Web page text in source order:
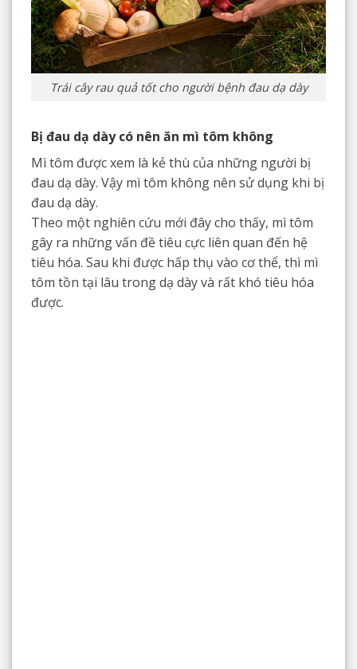
Trái cây rau quả tốt cho người bệnh đau dạ dày
Bị đau dạ dày có nên ăn mì tôm không
Mì tôm được xem là kẻ thù của những người bị
đau dạ dày. Vậy mì tôm không nên sử dụng khi bị
đau dạ dày.
Theo một nghiên cứu mới đây cho thấy, mì tôm
gây ra những vấn đề tiêu cực liên quan đến hệ
tiêu hóa. Sau khi được hấp thụ vào cơ thể, thì mì
tôm tồn tại lâu trong dạ dày và rất khó tiêu hóa
được.